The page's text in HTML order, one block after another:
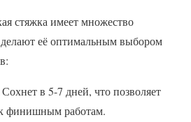
стяжка имеет множество
её оптимальным выбором
в 5-7 дней, что позволяет
финишным работам.